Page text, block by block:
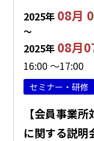
2025年 08月
〜
2025年 08月
16:00 ～17:00
セミナー・研修
【会員事業
に関する説明